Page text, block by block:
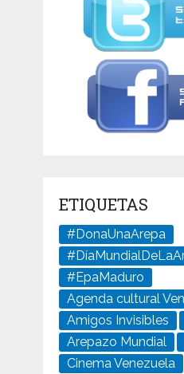
ETIQUETAS
#DonaUnaArepa
#EpaMaduro
Agenda cultural
Amigos Invisibles
Arepazo Mundial
Cinema Venezuela